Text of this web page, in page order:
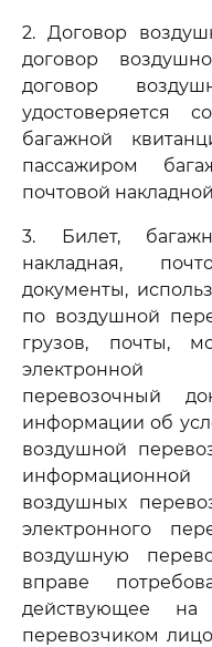
2. Договор
договор
договор
удостоверяется
багажной
пассажиром
почтовой
3. Билет,
накладная,
документы,
по воздушной
грузов, почты,
электронной
перевозочный
информации об
воздушной
воздушных
электронного
воздушную
вправе
действующее
перевозчиком